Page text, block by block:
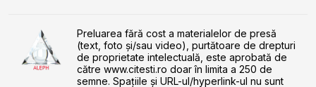
Preluarea fără cost a materialelor de presă
(text, foto și/sau video), purtătoare de drepturi
de proprietate intelectuală, este aprobată de
către www.citesti.ro doar în limita a 250 de
semne. Spaţiile şi URL-ul/hyperlink-ul nu sunt